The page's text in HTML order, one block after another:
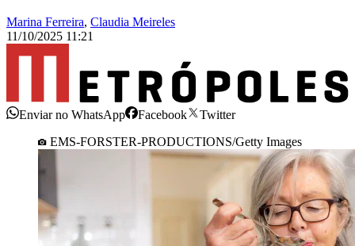
Marina Ferreira, Claudia Meireles
11/10/2025 11:21
Enviar no WhatsApp Facebook
Twitter
EMS-FORSTER-PRODUCTIONS/Getty Images